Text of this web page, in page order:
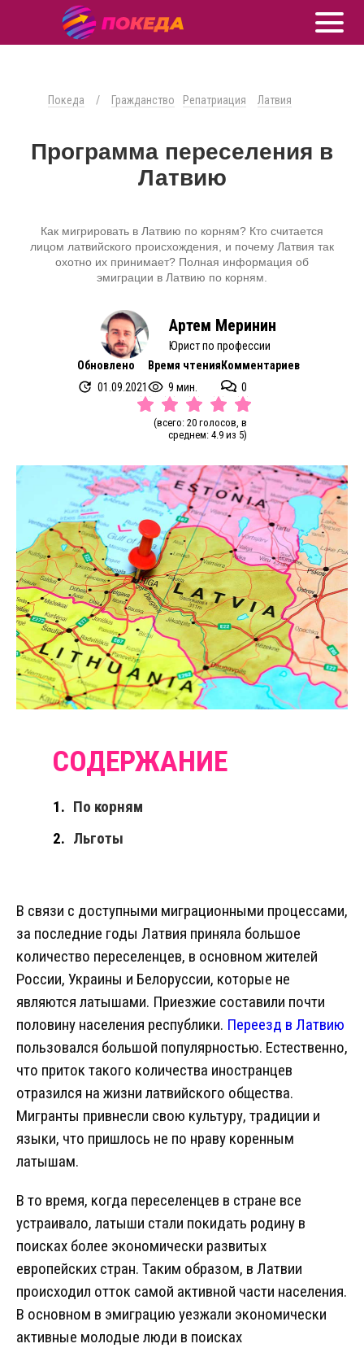
Покеда / Гражданство Репатриация Латвия
Программа переселения в
Латвию
Как мигрировать в Латвию по корням? Кто считается
лицом латвийского происхождения, и почему Латвия так
охотно их принимает? Полная информация об
эмиграции в Латвию по корням.
Артем Меринин
Юрист по профессии
Обновлено
01.09.2021
Время чтения
9 мин.
Комментариев
0
(всего: 20 голосов, в
среднем: 4.9 из 5)
По корням
Льготы
В связи с доступными миграционными процессами,
за последние годы Латвия приняла большое
количество переселенцев, в основном жителей
России, Украины и Белоруссии, которые не
являются латышами. Приезжие составили почти
половину населения республики. Переезд в Латвию
пользовался большой популярностью. Естественно,
что приток такого количества иностранцев
отразился на жизни латвийского общества.
Мигранты привнесли свою культуру, традиции и
языки, что пришлось не по нраву коренным
латышам.
В то время, когда переселенцев в стране все
устраивало, латыши стали покидать родину в
поисках более экономически развитых
европейских стран. Таким образом, в Латвии
происходил отток самой активной части населения.
В основном в эмиграцию уезжали экономически
активные молодые люди в поисках